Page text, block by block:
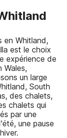
en Whitland,
est le choix
expérience de
Wales,
un large
South
des chalets,
chalets qui
par une
une pause